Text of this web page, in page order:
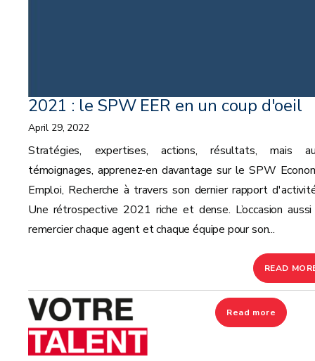
2021 : le SPW EER en un coup d'oeil
April 29, 2022
Stratégies, expertises, actions, résultats, mais
témoignages, apprenez-en davantage sur le SPW
Emploi, Recherche à travers son dernier rapport
Une rétrospective 2021 riche et dense. L’occasion
remercier chaque agent et chaque équipe pour son...
READ
Read more